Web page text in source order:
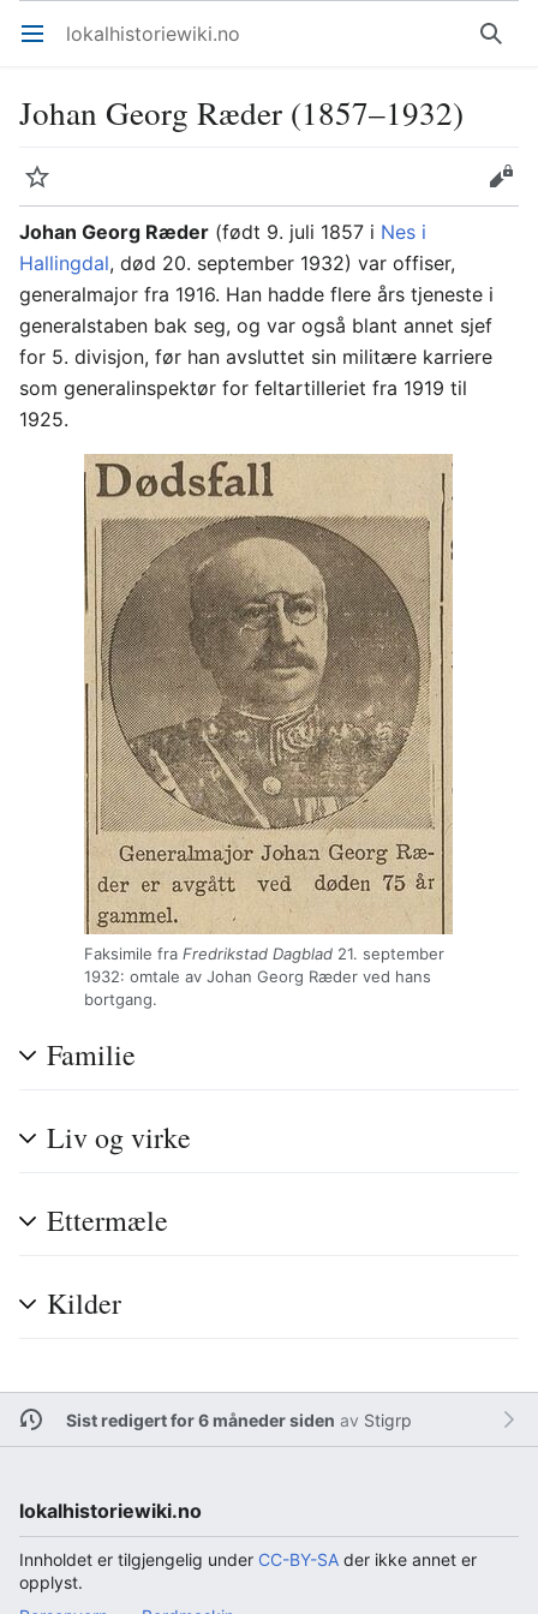
Åpne hovedmenyen lokalhistoriewiki.no Søk
Johan Georg Ræder (1857–1932)
Overvåk
Rediger
Johan Georg Ræder (født 9. juli 1857 i Nes i
Hallingdal, død 20. september 1932) var offiser,
generalmajor fra 1916. Han hadde flere års tjeneste i
generalstaben bak seg, og var også blant annet sjef
for 5. divisjon, før han avsluttet sin militære karriere
som generalinspektør for feltartilleriet fra 1919 til
1925.
Faksimile fra Fredrikstad Dagblad21. september
1932: omtale av Johan Georg Ræder ved hans
bortgang.
Familie
Liv og virke
Ettermæle
Kilder
Sist redigert for 6 måneder siden av Stigrp
lokalhistoriewiki.no
Innholdet er tilgjengelig under CC-BY-SA der ikke annet er
opplyst.